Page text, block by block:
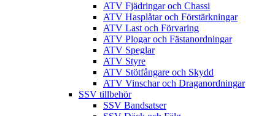
ATV Fjädringar och Chassi
ATV Hasplåtar och Förstärkningar
ATV Last och Förvaring
ATV Plogar och Fästanordningar
ATV Speglar
ATV Styre
ATV Stötfångare och Skydd
ATV Vinschar och Draganordningar
SSV tillbehör
SSV Bandsatser